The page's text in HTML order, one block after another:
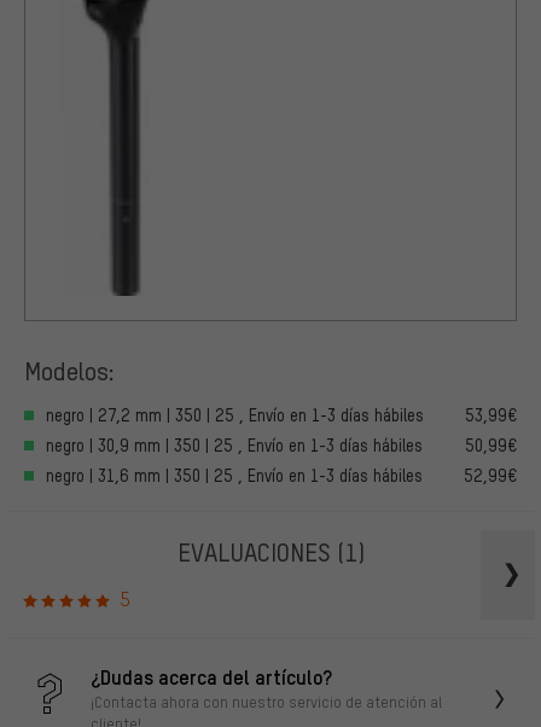
Modelos:
negro | 27,2 mm | 350 | 25 , Envío en 1-3 días hábiles
53,99€
negro | 30,9 mm | 350 | 25 , Envío en 1-3 días hábiles
50,99€
negro | 31,6 mm | 350 | 25 , Envío en 1-3 días hábiles
52,99€
EVALUACIONES (1)
5
¿Dudas acerca del artículo?
¡Contacta ahora con nuestro servicio de atención al